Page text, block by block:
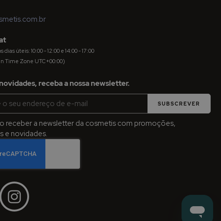
úteis: 10:00 - 12:00 e 14:00 - 17:00
Time Zone UTC+00:00)
receba a nossa newsletter.
SUBSCREVER
receber a newsletter da cosmetis com promoções,
e novidades.